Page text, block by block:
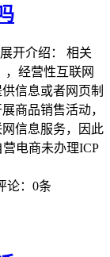
开介绍： 相关
经营性互联网
信息或者网页制
商品销售活动，
信息服务，因此
电商未办理ICP
论：0条